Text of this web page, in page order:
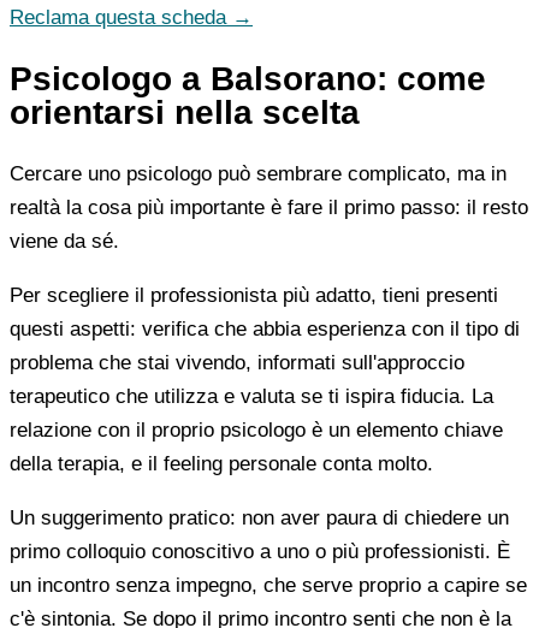
Reclama questa scheda →
Psicologo a Balsorano: come
orientarsi nella scelta
Cercare uno psicologo può sembrare complicato, ma in
realtà la cosa più importante è fare il primo passo: il resto
viene da sé.
Per scegliere il professionista più adatto, tieni presenti
questi aspetti: verifica che abbia esperienza con il tipo di
problema che stai vivendo, informati sull'approccio
terapeutico che utilizza e valuta se ti ispira fiducia. La
relazione con il proprio psicologo è un elemento chiave
della terapia, e il feeling personale conta molto.
Un suggerimento pratico: non aver paura di chiedere un
primo colloquio conoscitivo a uno o più professionisti. È
un incontro senza impegno, che serve proprio a capire se
c'è sintonia. Se dopo il primo incontro senti che non è la